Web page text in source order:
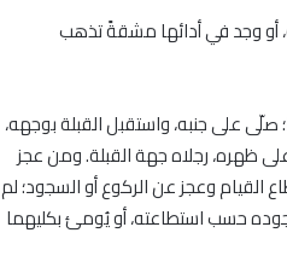
أو وجد في أدائها مشقةً تذهب
على جنبه، واستقبل القبلة بوجهه،
ظهره، رجلاه جهة القبلة. ومن عجز
القيام وعجز عن الركوع أو السجود؛ لم
حسب استطاعته، أو يُومئ بكليهما
من
المجتمع